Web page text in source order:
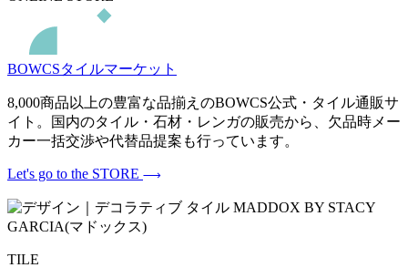
BOWCSタイルマーケット
8,000商品以上の豊富な品揃えのBOWCS公式・タイル通販サ
イト。国内のタイル・石材・レンガの販売から、欠品時メー
カー一括交渉や代替品提案も行っています。
Let's go to the STORE
TILE